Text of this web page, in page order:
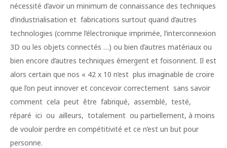
nécessité d’avoir un minimum de connaissance des techniques
d’industrialisation et fabrications surtout quand d’autres
technologies (comme l’électronique imprimée, l’interconnexion
3D ou les objets connectés …) ou bien d’autres matériaux ou
bien encore d’autres techniques émergent et foisonnent. Il est
alors certain que nos « 42 x 10 n’est plus imaginable de croire
que l’on peut innover et concevoir correctement sans savoir
comment cela peut être fabriqué, assemblé, testé,
réparé ici ou ailleurs, totalement ou partiellement, à moins
de vouloir perdre en compétitivité et ce n’est un but pour
personne.